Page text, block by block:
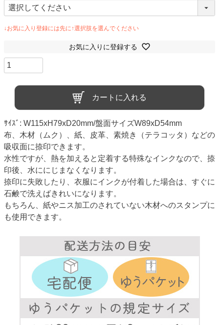
お気に入りに登録する
カートに入れる
ｻｲｽﾞ: W115xH79xD20mm/盤面サイズW89xD54mm
布、木材（ムク）、紙、皮革、素焼き（テラコッタ）などの
吸収面に捺印できます。
水性ですが、熱を加えると定着する特殊なインクなので、捺
印後、水ににじまなくなります。
捺印に失敗したり、衣服にインクが付着した場合は、すぐに
石鹸で洗えばきれいになります。
もちろん、紙やニス加工のされていない木材へのスタンプに
も使用できます。